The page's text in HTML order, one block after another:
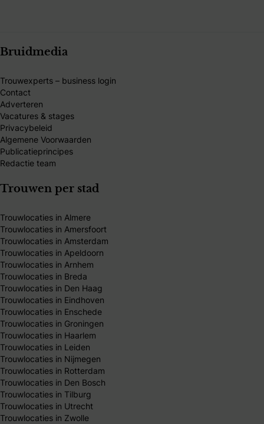
Bruidmedia
Trouwexperts – business login
Contact
Adverteren
Vacatures & stages
Privacybeleid
Algemene Voorwaarden
Publicatieprincipes
Redactie team
Trouwen per stad
Trouwlocaties in Almere
Trouwlocaties in Amersfoort
Trouwlocaties in Amsterdam
Trouwlocaties in Apeldoorn
Trouwlocaties in Arnhem
Trouwlocaties in Breda
Trouwlocaties in Den Haag
Trouwlocaties in Eindhoven
Trouwlocaties in Enschede
Trouwlocaties in Groningen
Trouwlocaties in Haarlem
Trouwlocaties in Leiden
Trouwlocaties in Nijmegen
Trouwlocaties in Rotterdam
Trouwlocaties in Den Bosch
Trouwlocaties in Tilburg
Trouwlocaties in Utrecht
Trouwlocaties in Zwolle